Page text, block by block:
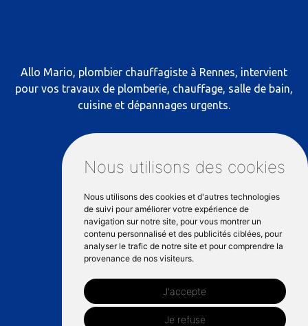
Nous utilisons des cookies
Nous utilisons des cookies et d'autres technologies
de suivi pour améliorer votre expérience de
navigation sur notre site, pour vous montrer un
contenu personnalisé et des publicités ciblées, pour
analyser le trafic de notre site et pour comprendre la
provenance de nos visiteurs.
J'accepte
Je refuse
Allo Mario, plombier chauffagiste à Rennes, intervient
pour vos travaux de plomberie, chauffage, salle de bain,
cuisine et dépannages urgents.
NOS COORDONNÉES
81 Mail François Mitterrand, 35000
06 66 89 40 73